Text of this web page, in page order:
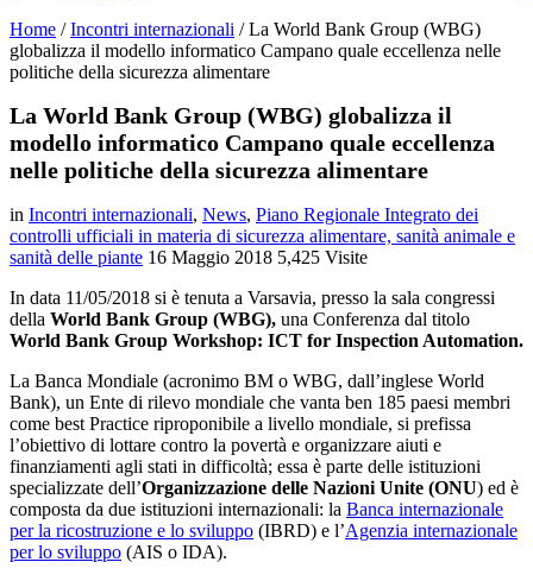
Home / Incontri internazionali / La World Bank Group (WBG)
globalizza il modello informatico Campano quale eccellenza nelle
politiche della sicurezza alimentare
La World Bank Group (WBG) globalizza il
modello informatico Campano quale eccellenza
nelle politiche della sicurezza alimentare
in Incontri internazionali, News, Piano Regionale Integrato dei
controlli ufficiali in materia di sicurezza alimentare, sanità animale e
sanità delle piante 16 Maggio 2018 5,425 Visite
In data 11/05/2018 si è tenuta a Varsavia, presso la sala congressi
della World Bank Group (WBG), una Conferenza dal titolo
World Bank Group Workshop: ICT for Inspection Automation.
La Banca Mondiale (acronimo BM o WBG, dall’inglese World
Bank), un Ente di rilevo mondiale che vanta ben 185 paesi membri
come best Practice riproponibile a livello mondiale, si prefissa
l’obiettivo di lottare contro la povertà e organizzare aiuti e
finanziamenti agli stati in difficoltà; essa è parte delle istituzioni
specializzate dell’Organizzazione delle Nazioni Unite (ONU) ed è
composta da due istituzioni internazionali: la Banca internazionale
per la ricostruzione e lo sviluppo (IBRD) e l’Agenzia internazionale
per lo sviluppo (AIS o IDA).